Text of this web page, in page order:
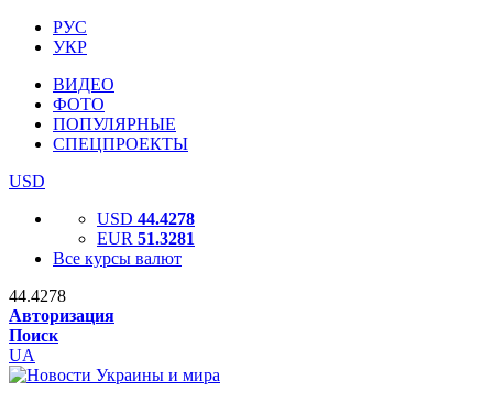
РУС
УКР
ВИДЕО
ФОТО
ПОПУЛЯРНЫЕ
СПЕЦПРОЕКТЫ
USD
USD 44.4278
EUR 51.3281
Все курсы валют
44.4278
Авторизация
Поиск
UA